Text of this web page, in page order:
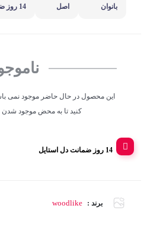
بانوان
اصل
14 روز ضمانت دل استایل
این محصول در حال حاضر موجود نمی
کنید تا به محض موجود شدن
14 روز ضمانت دل استایل
برند : woodlike